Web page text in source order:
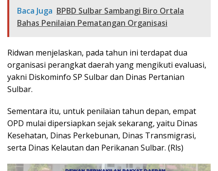
Baca Juga BPBD Sulbar Sambangi Biro Ortala
Bahas Penilaian Pematangan Organisasi
Ridwan menjelaskan, pada tahun ini terdapat dua
organisasi perangkat daerah yang mengikuti evaluasi,
yakni Diskominfo SP Sulbar dan Dinas Pertanian
Sulbar.
Sementara itu, untuk penilaian tahun depan, empat
OPD mulai dipersiapkan sejak sekarang, yaitu Dinas
Kesehatan, Dinas Perkebunan, Dinas Transmigrasi,
serta Dinas Kelautan dan Perikanan Sulbar. (Rls)